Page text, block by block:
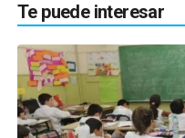
Te puede interesar